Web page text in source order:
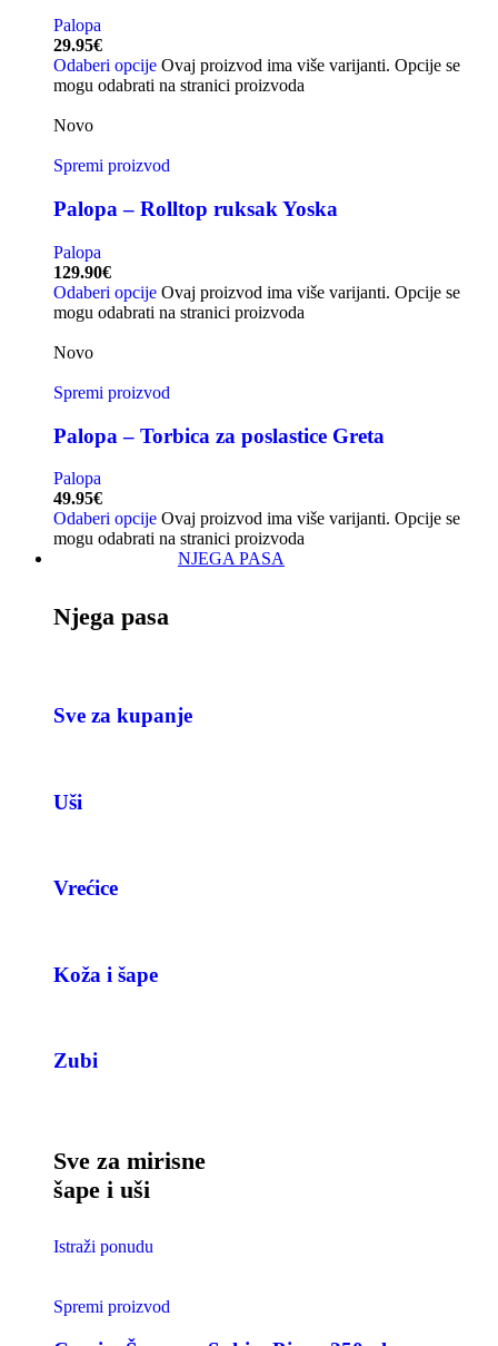
Palopa
29.95€
Odaberi opcije Ovaj proizvod ima više varijanti. Opcije se
mogu odabrati na stranici proizvoda
Novo
Spremi proizvod
Palopa – Rolltop ruksak Yoska
Palopa
129.90€
Odaberi opcije Ovaj proizvod ima više varijanti. Opcije se
mogu odabrati na stranici proizvoda
Novo
Spremi proizvod
Palopa – Torbica za poslastice Greta
Palopa
49.95€
Odaberi opcije Ovaj proizvod ima više varijanti. Opcije se
mogu odabrati na stranici proizvoda
NJEGA PASA
Njega pasa
Sve za kupanje
Uši
Vrećice
Koža i šape
Zubi
Sve za mirisne
šape i uši
Istraži ponudu
Spremi proizvod